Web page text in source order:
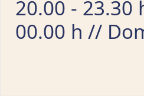
20.00 - 23.30
00.00 h //